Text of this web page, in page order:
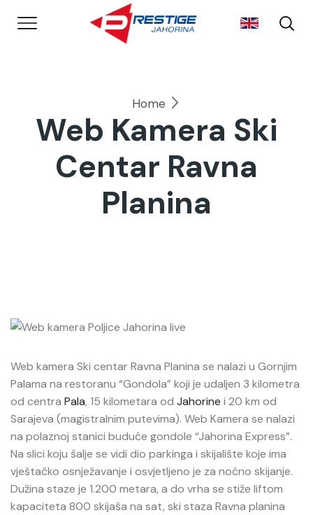
Home
Web Kamera Ski
Centar Ravna
Planina
Web kamera Ski centar Ravna Planina se nalazi u Gornjim
Palama na restoranu “Gondola” koji je udaljen 3 kilometra
od centra Pala, 15 kilometara od Jahorine i 20 km od
Sarajeva (magistralnim putevima). Web Kamera se nalazi
na polaznoj stanici buduće gondole “Jahorina Express”.
Na slici koju šalje se vidi dio parkinga i skijalište koje ima
vještačko osnježavanje i osvjetljeno je za noćno skijanje.
Dužina staze je 1.200 metara, a do vrha se stiže liftom
kapaciteta 800 skijaša na sat, ski staza Ravna planina